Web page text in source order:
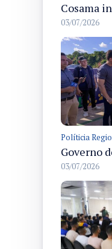
03/07/2026
Políticia
03/07/2026